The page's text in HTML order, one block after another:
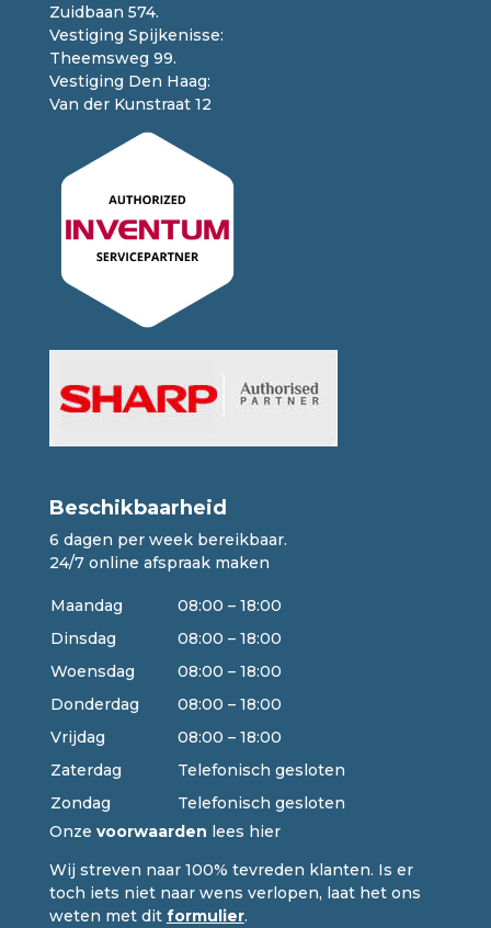
Zuidbaan 574.
Vestiging Spijkenisse:
Theemsweg 99.
Vestiging Den Haag:
Van der Kunstraat 12
Beschikbaarheid
6 dagen per week bereikbaar.
24/7 online afspraak maken
Maandag
08:00 – 18:00
Dinsdag
08:00 – 18:00
Woensdag
08:00 – 18:00
Donderdag
08:00 – 18:00
Vrijdag
08:00 – 18:00
Zaterdag
Telefonisch gesloten
Zondag
Telefonisch gesloten
Onze voorwaarden lees hier
Wij streven naar 100% tevreden klanten. Is er
toch iets niet naar wens verlopen, laat het ons
weten met dit formulier.